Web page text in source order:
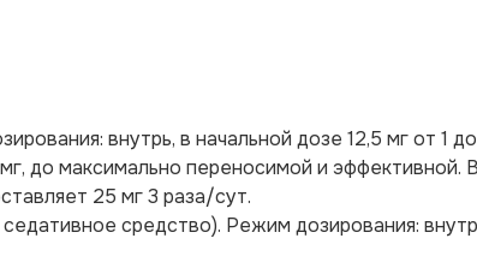
внутрь, в начальной дозе 12,5 мг от 1
до максимально переносимой и эффективной. В
25 мг 3 раза/сут.
средство). Режим дозирования: